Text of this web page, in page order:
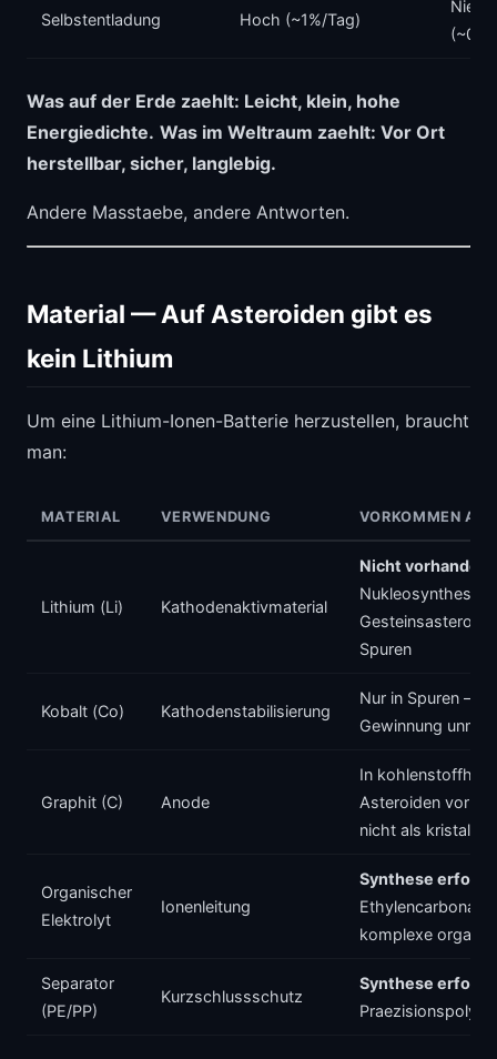
Selbstentladung Hoch (~1%/Tag)
Was auf der Erde zaehlt: Leicht, klein, hohe
Energiedichte. Was im Weltraum zaehlt: Vor Ort
herstellbar, sicher, langlebig.
Andere Masstaebe, andere Antworten.
Material — Auf Asteroiden gibt es
kein Lithium
Um eine Lithium-Ionen-Batterie herzustellen, braucht
man:
MATERIAL VERWENDUNG VORKOMMEN
Lithium (Li) Kathodenaktivmaterial
Nicht vorhanden
Nukleosynthese-
Spuren
Kobalt (Co) Kathodenstabilisierung
Nur in Spuren —
Gewinnung
Graphit (C) Anode
In
Asteroiden
nicht als
Organischer
Elektrolyt
Ionenleitung
Synthese
Ethylencarbonat
komplexe
Separator
(PE/PP)
Kurzschlussschutz
Synthese